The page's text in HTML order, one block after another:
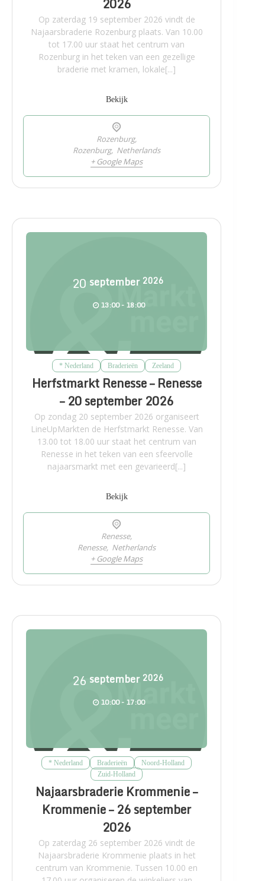
Op zaterdag 19 september 2026 vindt de
Najaarsbraderie Rozenburg plaats. Van 10.00
tot 17.00 uur staat het centrum van
Rozenburg in het teken van een gezellige
braderie met kramen, lokale[...]
Bekijk
Rozenburg,
Rozenburg, Netherlands
+ Google Maps
20 september 2026
13:00 - 18:00
* Nederland Braderieën Zeeland
Herfstmarkt Renesse – Renesse
– 20 september 2026
Op zondag 20 september 2026 organiseert
LineUpMarkten de Herfstmarkt Renesse. Van
13.00 tot 18.00 uur staat het centrum van
Renesse in het teken van een sfeervolle
najaarsmarkt met een gevarieerd[...]
Bekijk
Renesse,
Renesse, Netherlands
+ Google Maps
26 september 2026
10:00 - 17:00
* Nederland Braderieën
Noord-Holland
Zuid-Holland
Najaarsbraderie Krommenie –
Krommenie – 26 september
2026
Op zaterdag 26 september 2026 vindt de
Najaarsbraderie Krommenie plaats in het
centrum van Krommenie. Tussen 10.00 en